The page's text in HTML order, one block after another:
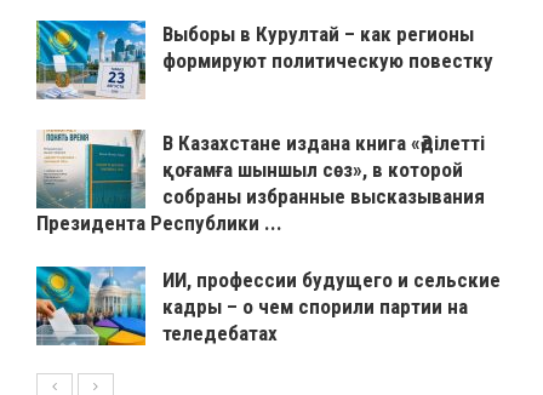
Выборы в Курултай – как регионы
формируют политическую повестку
В Казахстане издана книга «Әділетті
қоғамға шыншыл сөз», в которой
собраны избранные высказывания
Президента Республики ...
ИИ, профессии будущего и сельские
кадры – о чем спорили партии на
теледебатах